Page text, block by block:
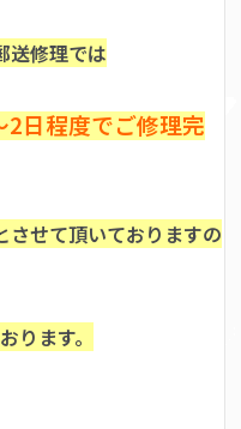
送修理では
2日程度でご修理完
させて頂いておりますの
ります。